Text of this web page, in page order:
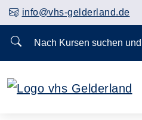
info@vhs-gelderland.de
Nach Kursen suchen und